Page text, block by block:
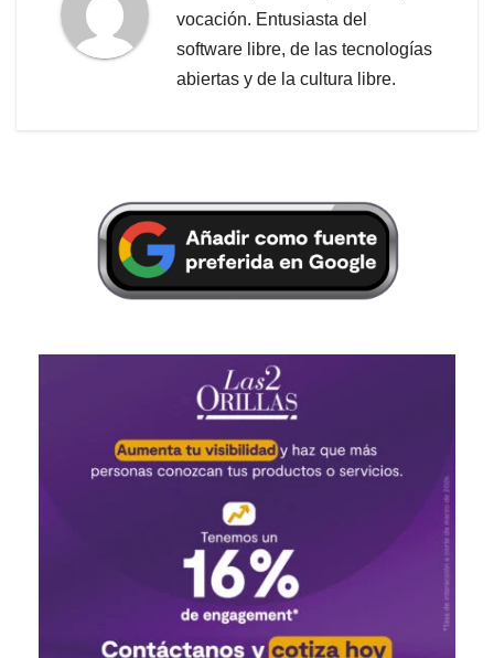
vocación. Entusiasta del
software libre, de las tecnologías
abiertas y de la cultura libre.